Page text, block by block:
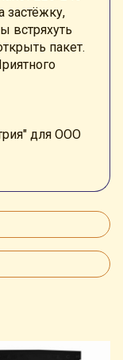
застёжку,
встряхуть
пакет.
для ООО